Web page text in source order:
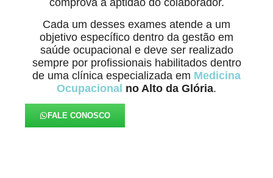
comprova a aptidão do colaborador.
Cada um desses exames atende a um
objetivo específico dentro da gestão em
saúde ocupacional e deve ser realizado
sempre por profissionais habilitados dentro
de uma clínica especializada em Medicina
Ocupacional no Alto da Glória.
FALE CONOSCO